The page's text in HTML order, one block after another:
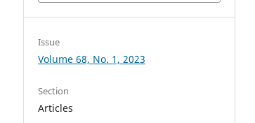
Issue
Volume 68, No. 1, 2023
Section
Articles